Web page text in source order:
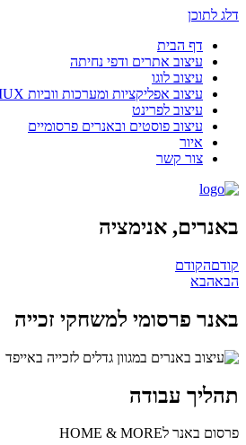
דלג לתוכן
דף הבית
עיצוב אתרים ודפי נחיתה
עיצוב לוגו
עיצוב אפליקציות ומערכות ווביות UIUX​
עיצוב לפרינט
עיצוב פוסטים ובאנרים פרסומיים
איור
צור קשר
באנרים, אנימציה
קודםהקודם
הבאהבא
באנר פרסומי למשחקי זכייה
תהליך עבודה
פרסום באנר לHOME & MORE